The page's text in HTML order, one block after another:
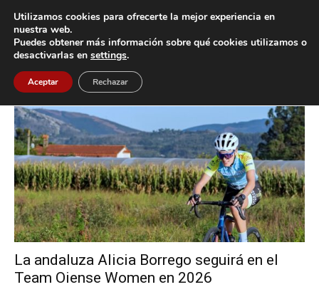
Inicio Etiquetas Alicia Borrego
Etiqueta: Alicia Borrego
La andaluza Alicia Borrego seguirá en el
Team Oiense Women en 2026
Utilizamos cookies para ofrecerte la mejor experiencia en
nuestra web.
Puedes obtener más información sobre qué cookies utilizamos o
desactivarlas en settings.
Aceptar Rechazar